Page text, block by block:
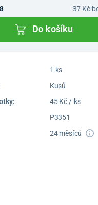
37 Kč
Do košíku
1 ks
Kusů
45 Kč / ks
P3351
24 měsíců